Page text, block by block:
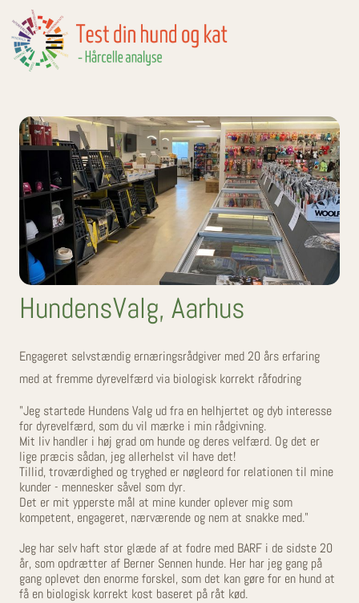
HundensValg, Aarhus
Engageret selvstændig ernæringsrådgiver med 20 års erfaring
med at fremme dyrevelfærd via biologisk korrekt råfodring
"Jeg startede Hundens Valg ud fra en helhjertet og dyb interesse
for dyrevelfærd, som du vil mærke i min rådgivning.
Mit liv handler i høj grad om hunde og deres velfærd. Og det er
lige præcis sådan, jeg allerhelst vil have det!
Tillid, troværdighed og tryghed er nøgleord for relationen til mine
kunder - mennesker såvel som dyr.
Det er mit ypperste mål at mine kunder oplever mig som
kompetent, engageret, nærværende og nem at snakke med."
Jeg har selv haft stor glæde af at fodre med BARF i de sidste 20
år, som opdrætter af Berner Sennen hunde. Her har jeg gang på
gang oplevet den enorme forskel, som det kan gøre for en hund at
få en biologisk korrekt kost baseret på råt kød.